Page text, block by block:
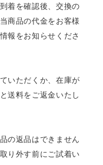
着を確認後、交換の
商品の代金をお客様
報をお知らせくださ
いただくか、在庫が
送料をご返金いたし
の返品はできません
り外す前にご試着い